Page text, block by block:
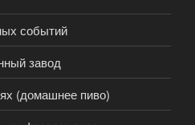
событий
завод
(домашнее пиво)